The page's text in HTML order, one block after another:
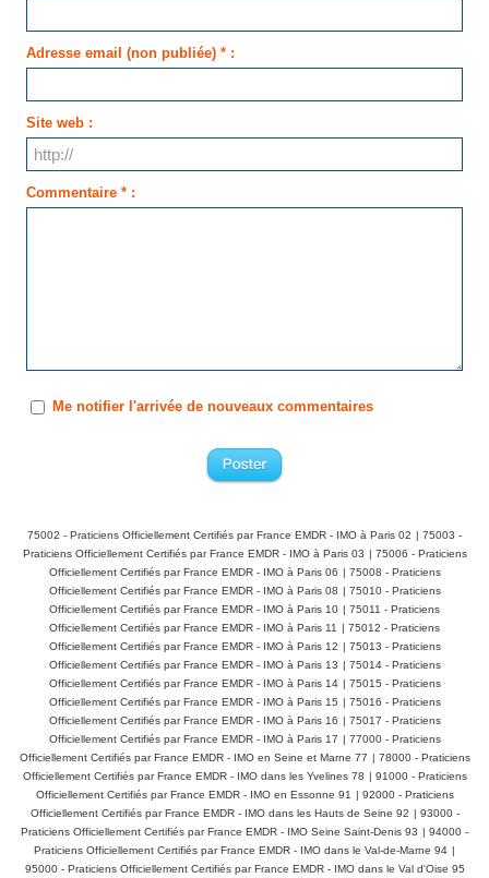
Adresse email (non publiée) * :
Site web :
Commentaire * :
Me notifier l'arrivée de nouveaux commentaires
75002 - Praticiens Officiellement Certifiés par France EMDR - IMO à Paris 02 | 75003 -
Praticiens Officiellement Certifiés par France EMDR - IMO à Paris 03 | 75006 - Praticiens
Officiellement Certifiés par France EMDR - IMO à Paris 06 | 75008 - Praticiens
Officiellement Certifiés par France EMDR - IMO à Paris 08 | 75010 - Praticiens
Officiellement Certifiés par France EMDR - IMO à Paris 10 | 75011 - Praticiens
Officiellement Certifiés par France EMDR - IMO à Paris 11
| 75012 - Praticiens
Officiellement Certifiés par France EMDR - IMO à Paris 12 | 75013 - Praticiens
Officiellement Certifiés par France EMDR - IMO à Paris 13 | 75014 - Praticiens
Officiellement Certifiés par France EMDR - IMO à Paris 14 | 75015 - Praticiens
Officiellement Certifiés par France EMDR - IMO à Paris 15 | 75016 - Praticiens
Officiellement Certifiés par France EMDR - IMO à Paris 16 | 75017 - Praticiens
Officiellement Certifiés par France EMDR - IMO à Paris 17 | 77000 - Praticiens
Officiellement Certifiés par France EMDR - IMO en Seine et Marne 77 | 78000 - Praticiens
Officiellement Certifiés par France EMDR - IMO dans les Yvelines 78 | 91000 - Praticiens
Officiellement Certifiés par France EMDR - IMO en Essonne 91
| 92000 - Praticiens
Officiellement Certifiés par France EMDR - IMO dans les Hauts de Seine 92 | 93000 -
Praticiens Officiellement Certifiés par France EMDR - IMO Seine Saint-Denis 93 | 94000 -
Praticiens Officiellement Certifiés par France EMDR - IMO dans le Val-de-Marne 94 |
95000 - Praticiens Officiellement Certifiés par France EMDR - IMO dans le Val d'Oise 95